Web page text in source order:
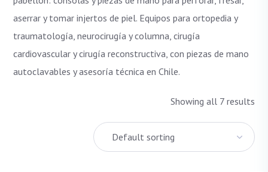
aserrar y tomar injertos de piel. Equipos para ortopedia y
traumatología, neurocirugía y columna, cirugía
cardiovascular y cirugía reconstructiva, con piezas de mano
autoclavables y asesoría técnica en Chile.
Showing all 7 results
Consumibles de Electrocirugía
Diagnóstico
Diálisis y Nefrología
Instrumental Quirúrgico